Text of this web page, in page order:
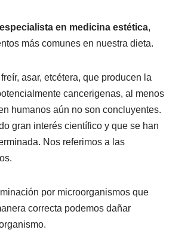
especialista en medicina estética,
más comunes en nuestra dieta.
asar, etcétera, que producen la
cancerigenas, al menos
humanos aún no son concluyentes.
gran interés científico y que se han
Nos referimos a las
por microorganismos que
correcta podemos dañar